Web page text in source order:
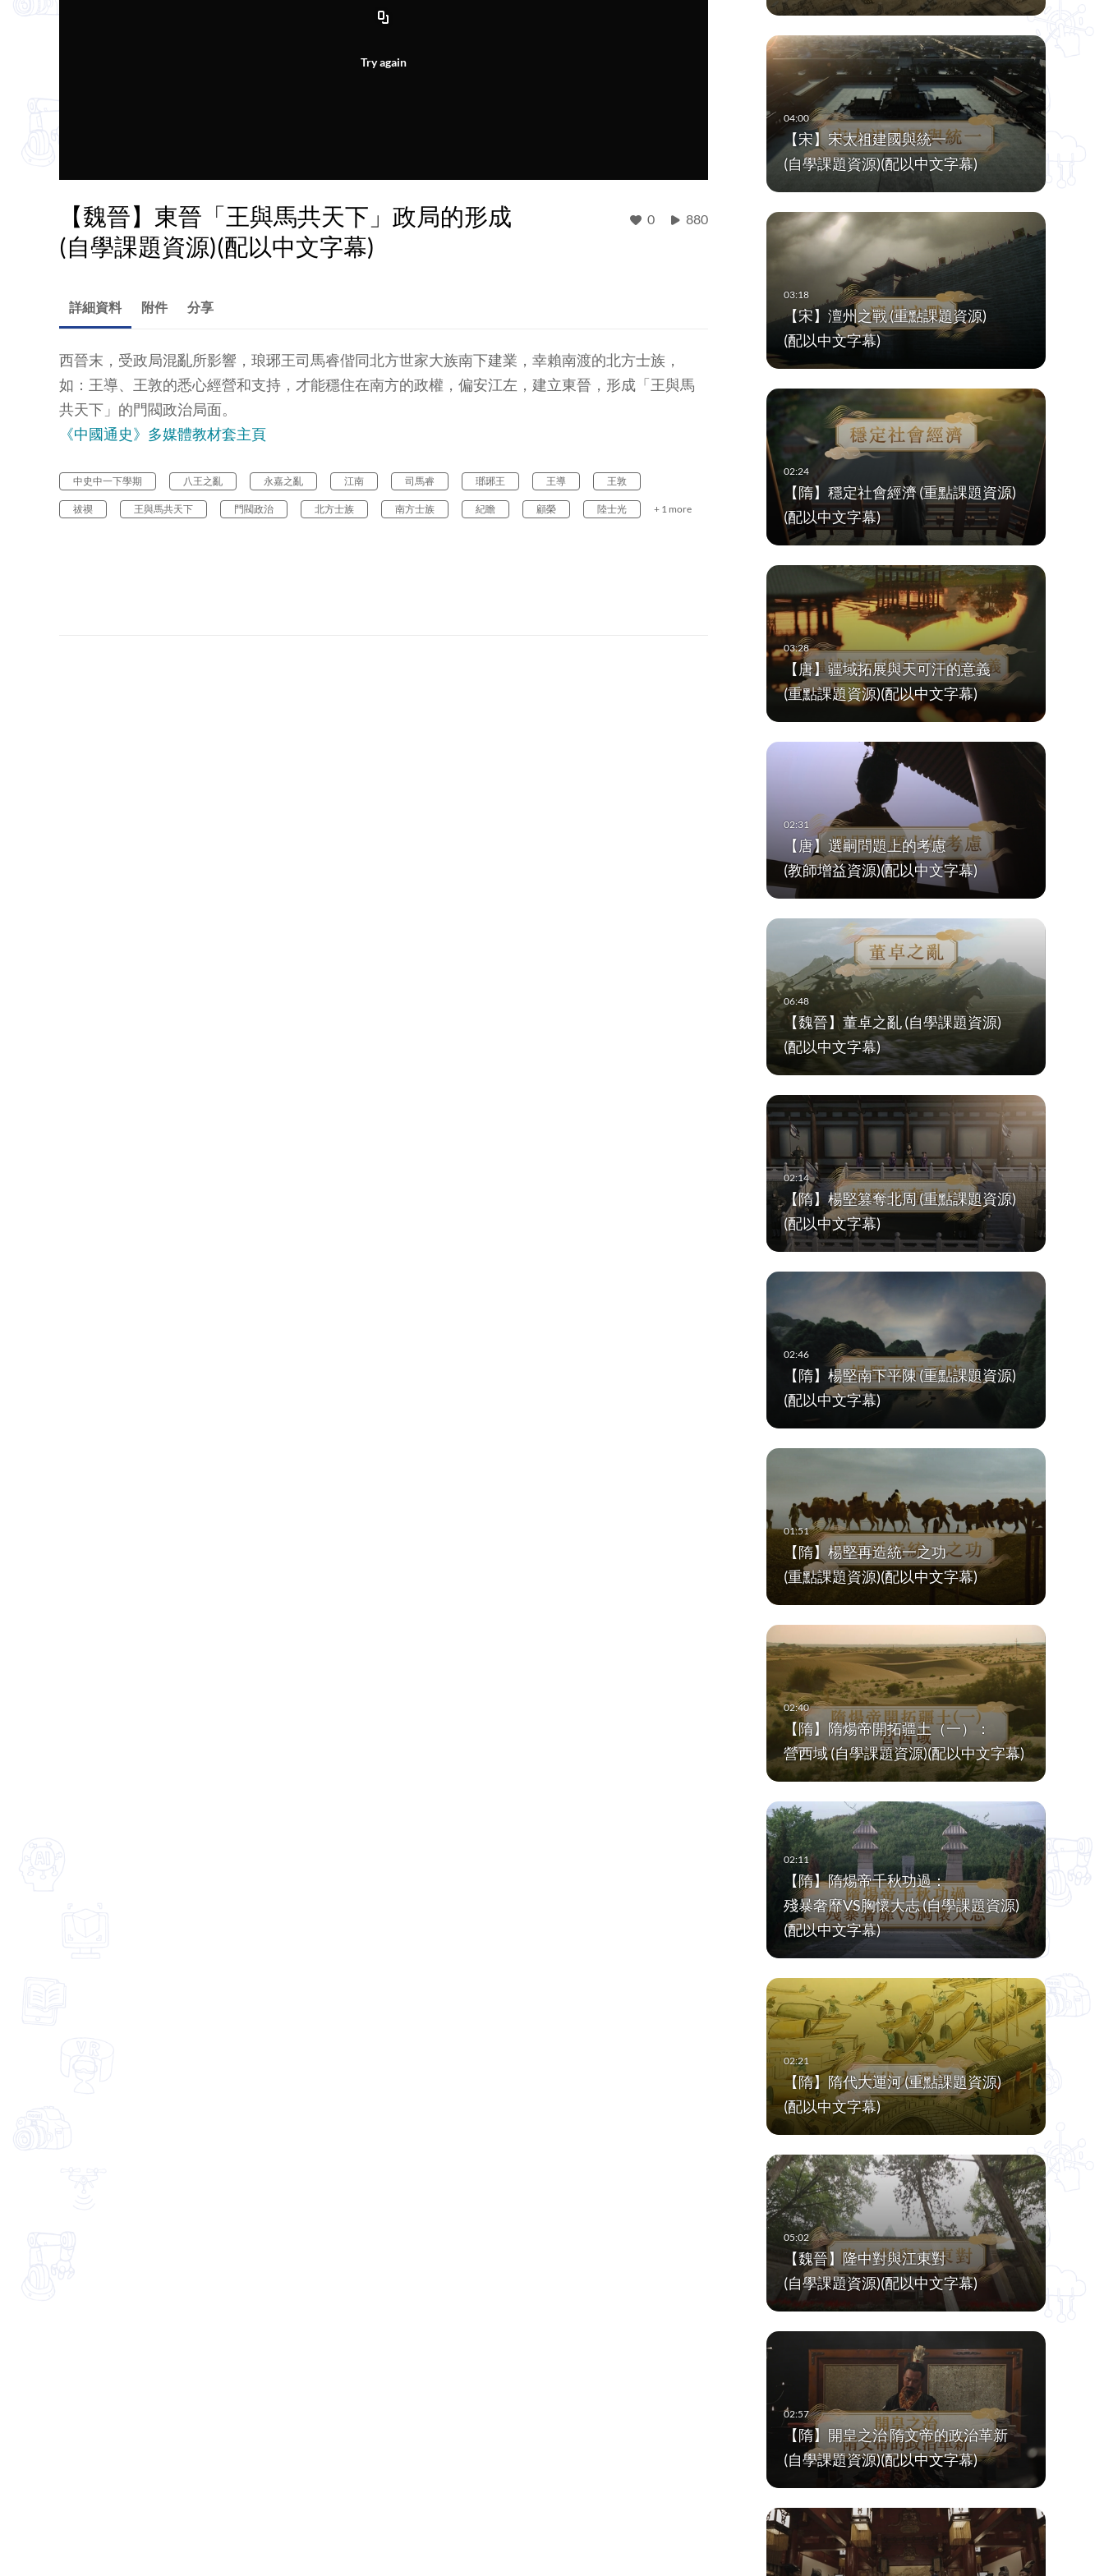
Try again
【魏晉】東晉「王與馬共天下」政局的形成
(自學課題資源)(配以中文字幕)
0 880
【宋】宋太祖建國與統一
(自學課題資源)(配以中文字幕)
【宋】澶州之戰 (重點課題資源)
(配以中文字幕)
【隋】穩定社會經濟 (重點課題資源)
(配以中文字幕)
【唐】疆域拓展與天可汗的意義
(重點課題資源)(配以中文字幕)
【唐】選嗣問題上的考慮
(教師增益資源)(配以中文字幕)
【魏晉】董卓之亂 (自學課題資源)
(配以中文字幕)
【隋】楊堅篡奪北周 (重點課題資源)
(配以中文字幕)
【隋】楊堅南下平陳 (重點課題資源)
(配以中文字幕)
【隋】楊堅再造統一之功
(重點課題資源)(配以中文字幕)
【隋】隋煬帝開拓疆土（一）：
營西域 (自學課題資源)(配以中文字幕)
【隋】隋煬帝千秋功過：
殘暴奢靡VS胸懷大志 (自學課題資源)
(配以中文字幕)
【隋】隋代大運河 (重點課題資源)
(配以中文字幕)
【魏晉】隆中對與江東對
(自學課題資源)(配以中文字幕)
【隋】開皇之治 隋文帝的政治革新
(自學課題資源)(配以中文字幕)
詳細資料 附件 分享
西晉末，受政局混亂所影響，琅琊王司馬睿偕同北方世家大族南下建業，幸賴南渡的北方士族，
如：王導、王敦的悉心經營和支持，才能穩住在南方的政權，偏安江左，建立東晉，形成「王與馬
共天下」的門閥政治局面。
《中國通史》多媒體教材套主頁
中史中一下學期 八王之亂 永嘉之亂 江南 司馬睿 瑯琊王 王導 王敦
祓禊 王與馬共天下 門閥政治 北方士族 南方士族 紀瞻 顧榮 陸士光 + 1 more